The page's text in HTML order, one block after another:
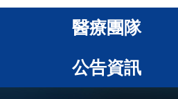
醫療團隊
公告資訊